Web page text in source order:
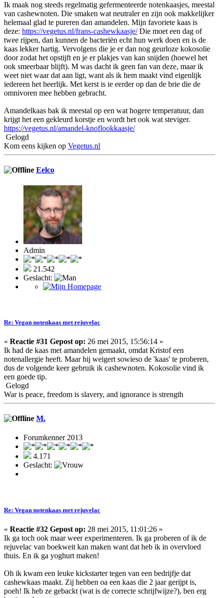
Ik maak nog steeds regelmatig gefermenteerde notenkaasjes, meestal
van cashewnoten. Die smaken wat neutraler en zijn ook makkelijker
helemaal glad te pureren dan amandelen. Mijn favoriete kaas is
deze: https://vegetus.nl/frans-cashewkaasje/Die moet een dag of
twee rijpen, dan kunnen de bacteriën echt hun werk doen en is de
kaas lekker hartig. Vervolgens die je er dan nog geurloze kokosolie
door zodat het opstijft en je er plakjes van kan snijden (hoewel het
ook smeerbaar blijft). M was dacht ik geen fan van deze, maar ik
weet niet waar dat aan ligt, want als ik hem maakt vind eigenlijk
iedereen het heerlijk. Met kerst is ie eerder op dan de brie die de
omnivoren mee hebben gebracht.
Amandelkaas bak ik meestal op een wat hogere temperatuur, dan
krijgt het een gekleurd korstje en wordt het ook wat steviger.
https://vegetus.nl/amandel-knoflookkaasje/
Gelogd
Kom eens kijken op Vegetus.nl
Eelco
Admin
21.542
Geslacht:
Re: Vegan notenkaas met rejuvelac
« Reactie #31 Gepost op: 26 mei 2015, 15:56:14 »
Ik had de kaas met amandelen gemaakt, omdat Kristof een
notenallergie heeft. Maar hij weigert sowieso de 'kaas' te proberen,
dus de volgende keer gebruik ik cashewnoten. Kokosolie vind ik
een goede tip.
Gelogd
War is peace, freedom is slavery, and ignorance is strength
M.
Forumkenner 2013
4.171
Geslacht:
Re: Vegan notenkaas met rejuvelac
« Reactie #32 Gepost op: 28 mei 2015, 11:01:26 »
Ik ga toch ook maar weer experimenteren. Ik ga proberen of ik de
rejuvelac van boekweit kan maken want dat heb ik in overvloed
thuis. En ik ga yoghurt maken!
Oh ik kwam een leuke kickstarter tegen van een bedrijfje dat
cashewkaas maakt. Zij hebben oa een kaas die 2 jaar gerijpt is,
poeh! Ik heb ze gebackt (wat is de correcte schrijfwijze?), ben erg